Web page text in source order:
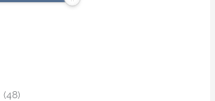
(48)